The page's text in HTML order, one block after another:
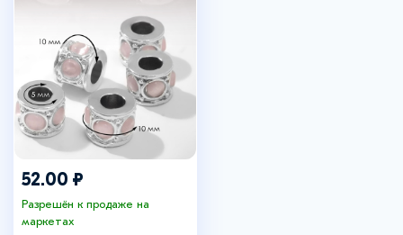
52.00 ₽
Разрешён к продаже на
маркетах